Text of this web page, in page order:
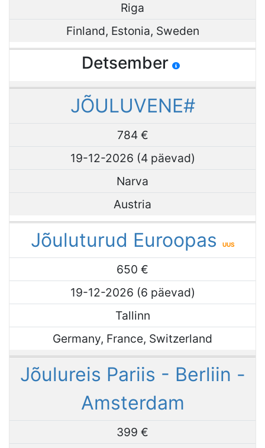
Riga
Finland, Estonia, Sweden
Detsember
JÕULUVENE#
784 €
19-12-2026 (4 päevad)
Narva
Austria
Jõuluturud Euroopas UUS
650 €
19-12-2026 (6 päevad)
Tallinn
Germany, France, Switzerland
Jõulureis Pariis - Berliin -
Amsterdam
399 €